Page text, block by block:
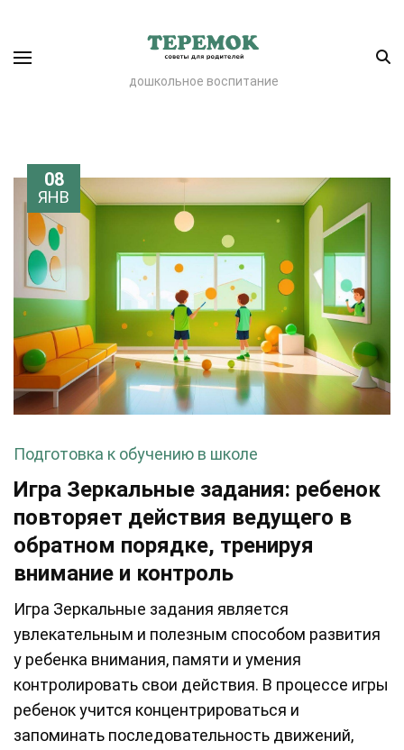
дошкольное воспитание
08
ЯНВ
Подготовка к обучению в школе
Игра Зеркальные задания: ребенок
повторяет действия ведущего в
обратном порядке, тренируя
внимание и контроль
Игра Зеркальные задания является
увлекательным и полезным способом развития
у ребенка внимания, памяти и умения
контролировать свои действия. В процессе игры
ребенок учится концентрироваться и
запоминать последовательность движений,